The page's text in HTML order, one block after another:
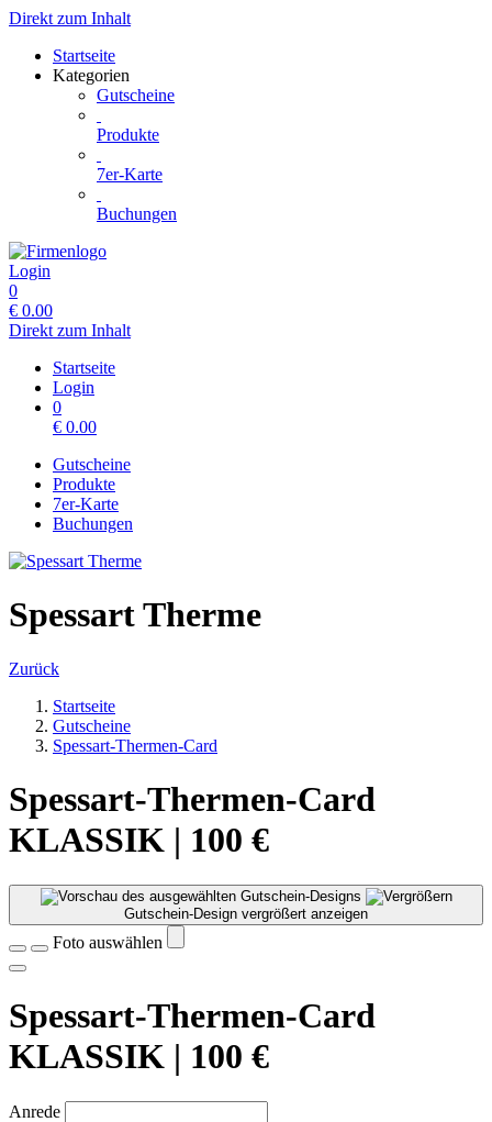
Direkt zum Inhalt
Startseite
Kategorien
Gutscheine
Produkte
7er-Karte
Buchungen
Login
0
€ 0.00
Direkt zum Inhalt
Startseite
Login
0
€ 0.00
Gutscheine
Produkte
7er-Karte
Buchungen
Spessart Therme
Zurück
Startseite
Gutscheine
Spessart-Thermen-Card
Spessart-Thermen-Card
KLASSIK | 100 €
Gutschein-Design vergrößert anzeigen
Foto auswählen
Spessart-Thermen-Card
KLASSIK | 100 €
Anrede